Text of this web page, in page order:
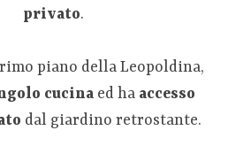
privato.
piano della Leopoldina,
cucina ed ha accesso
dal giardino retrostante.